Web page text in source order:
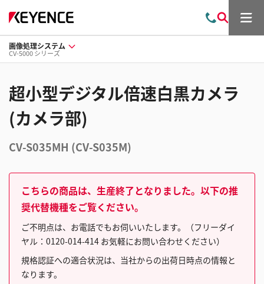
問
わ
索
メ
画像処理システム
CV-5000 シリーズ
超小型デジタル倍速白黒カメラ
(カメラ部)
CV-S035MH (CV-S035M)
こちらの商品は、生産終了となりました。以下の推
奨代替機種をご覧ください。
ご不明点は、お電話でもお伺いいたします。（フリーダイ
ヤル：0120-014-414 お気軽にお問い合わせください）
規格認証への適合状況は、当社からの出荷日時点の情報と
なります。